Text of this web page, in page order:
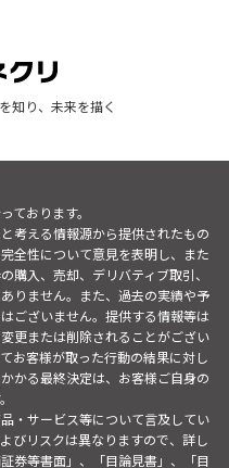
知り、未来を描く
ております。
考える情報源から提供されたもの
全性について意見を表明し、また
購入、売却、デリバティブ取引、
りません。また、過去の実績や予
ございません。提供する情報等は
更または削除されることがござい
お客様が取った行動の結果に対し
かる最終決定は、お客様ご自身の
・サービス等について言及してい
びリスクは異なりますので、詳し
券等書面」、「目論見書」、「目